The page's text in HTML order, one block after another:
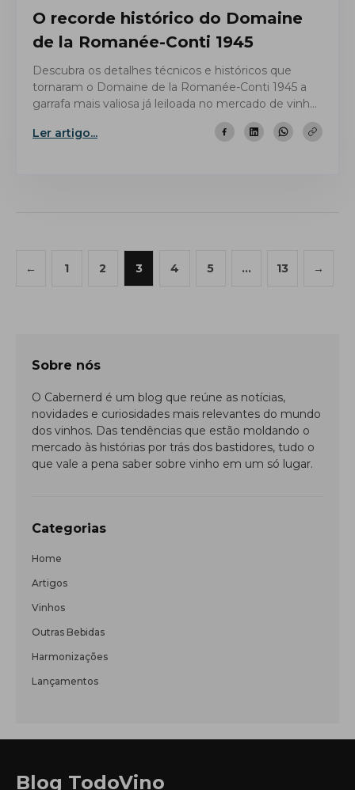
O recorde histórico do Domaine
de la Romanée-Conti 1945
Descubra os detalhes técnicos e históricos que
tornaram o Domaine de la Romanée-Conti 1945 a
garrafa mais valiosa já leiloada no mercado de vinhos
Ler artigo...
de← 1 2 3 4 5 … 13 →
Sobre nós
O Cabernerd é um blog que reúne as notícias,
novidades e curiosidades mais relevantes do mundo
dos vinhos. Das tendências que estão moldando o
mercado às histórias por trás dos bastidores, tudo o
que vale a pena saber sobre vinho em um só lugar.
Categorias
Home
Artigos
Vinhos
Outras Bebidas
Harmonizações
Lançamentos
Blog TodoVino